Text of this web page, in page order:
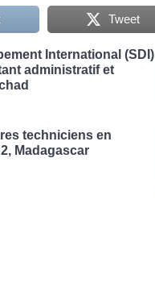
Tweet
International (SDI)
administratif et
techniciens en
Madagascar